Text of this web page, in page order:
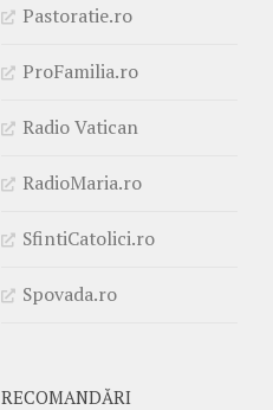
Pastoratie.ro
ProFamilia.ro
Radio Vatican
RadioMaria.ro
SfintiCatolici.ro
Spovada.ro
RECOMANDĂRI